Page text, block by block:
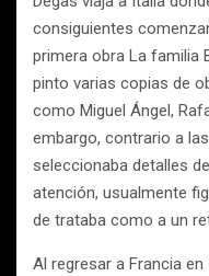
consiguientes
primera obra La familia
pinto varias copias de
como Miguel Ángel,
embargo, contrario a
seleccionaba detalles
atención, usualmente
de trataba como a un
Al regresar a Francia